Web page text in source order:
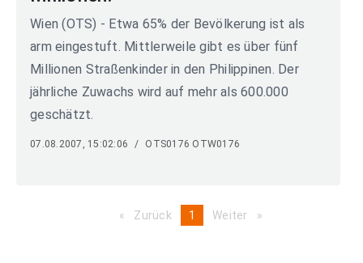
Wien (OTS) - Etwa 65% der Bevölkerung ist als
arm eingestuft. Mittlerweile gibt es über fünf
Millionen Straßenkinder in den Philippinen. Der
jährliche Zuwachs wird auf mehr als 600.000
geschätzt.
07.08.2007, 15:02:06 / OTS0176 OTW0176
Zurück pageYou're
1 Weiter page